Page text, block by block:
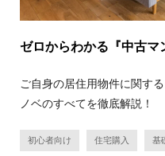
ゼロからわかる『中古マ
ご自身の居住用物件に関す
ノベのすべてを徹底解説！
初心者向け 住宅購入 基